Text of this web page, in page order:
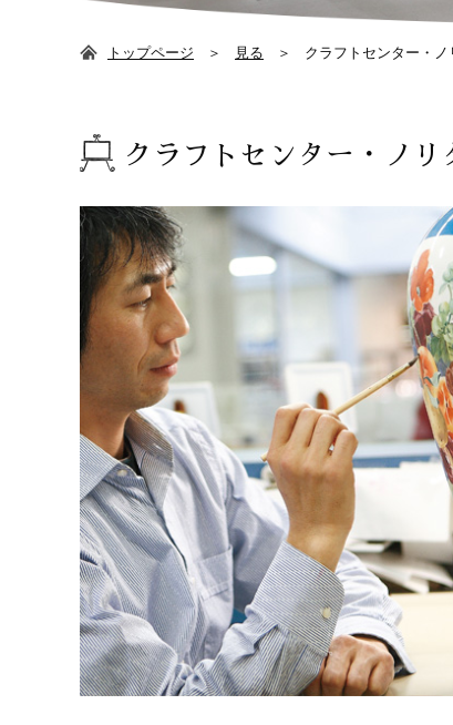
トップページ 見る クラフトセンター・
クラフトセンター・ノリ